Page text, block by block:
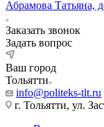
Абрамова Татьяна,
Заказать звонок
Задать вопрос
Ваш город
Тольятти
info@politeks-tlt.ru
г. Тольятти, ул.